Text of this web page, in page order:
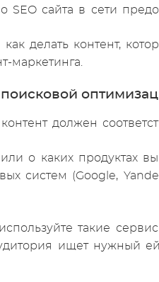
сайта в сети
делать контент,
маркетинга.
должен
о каких продуктах
систем (Google,
такие
ищет нужный ей